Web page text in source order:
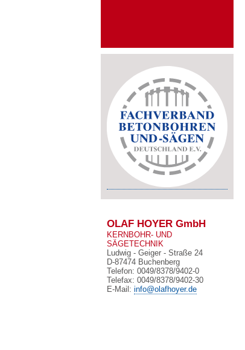
OLAF HOYER GmbH
KERNBOHR- UND
SÄGETECHNIK
Ludwig - Geiger - Straße 24
D-87474 Buchenberg
Telefon: 0049/8378/9402-0
Telefax: 0049/8378/9402-30
E-Mail: info@olafhoyer.de